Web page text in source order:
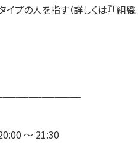
プの人を指す（詳しくは『「組織
￣￣￣￣￣
〜 21:30